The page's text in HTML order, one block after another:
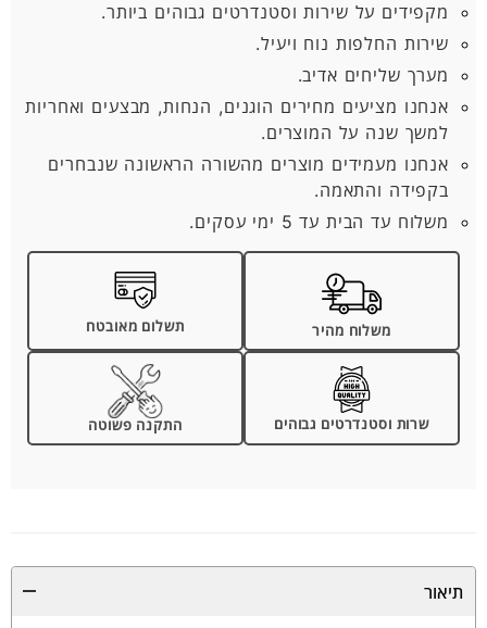
מקפידים על שירות וסטנדרטים גבוהים ביותר.
שירות החלפות נוח ויעיל.
מערך שליחים אדיב.
אנחנו מציעים מחירים הוגנים, הנחות, מבצעים ואחריות
למשך שנה על המוצרים.
אנחנו מעמידים מוצרים מהשורה הראשונה שנבחרים
בקפידה והתאמה.
משלוח עד הבית עד 5 ימי עסקים.
משלוח מהיר תשלום מאובטח
שרות וסטנדרטים גבוהים התקנה פשוטה
תיאור